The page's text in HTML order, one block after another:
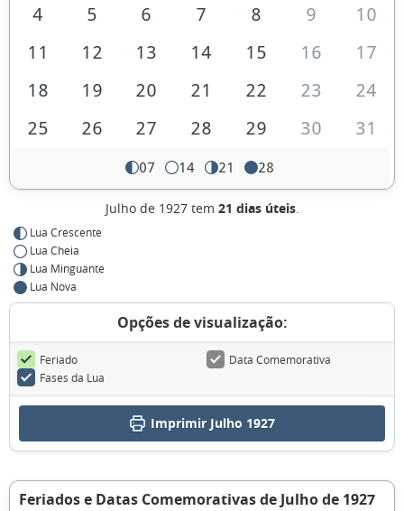
4
5 6 7 8 9
10
11
12 13 14 15 16
17
18
19 20 21 22 23
24
25
26 27 28 29 30 31
07 14 21 28
Julho de 1927 tem 21 dias úteis.
Lua Crescente
Lua Cheia
Lua Minguante
Lua Nova
Opções de visualização:
Feriado
Data Comemorativa
Fases da Lua
Imprimir Julho 1927
Feriados e Datas Comemorativas de Julho de 1927